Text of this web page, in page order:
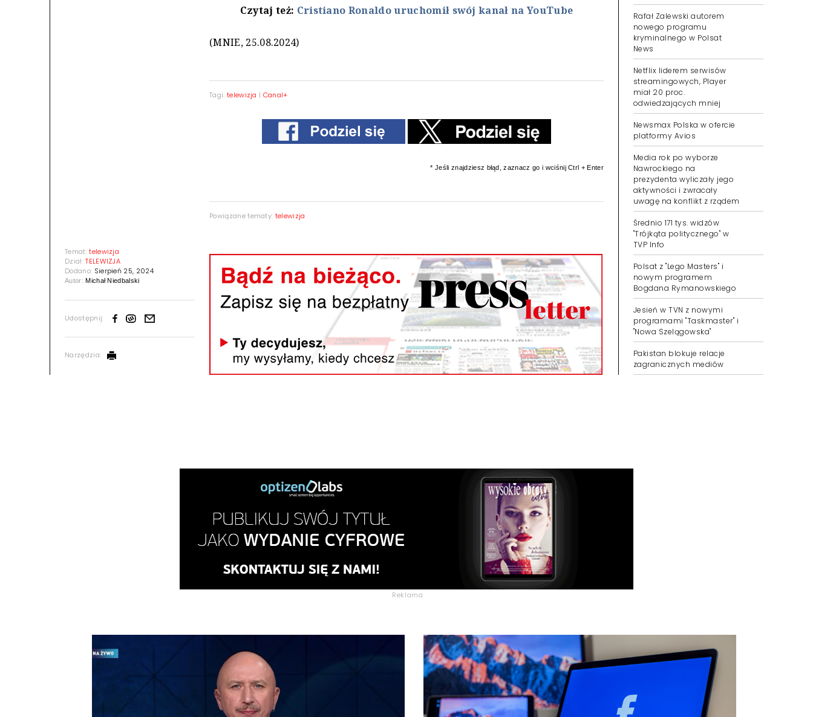
Temat:telewizja
Dział:TELEWIZJA
Dodano: Sierpień 25, 2024
Autor:Michał Niedbalski
Udostępnij:
Narzędzia:
Czytaj też: Cristiano Ronaldo uruchomił swój kanał na YouTube
(MNIE, 25.08.2024)
Tagi: telewizja | Canal+
* Jeśli znajdziesz błąd, zaznacz go i wciśnij Ctrl + Enter
Powiązane tematy: telewizja
Rafał Zalewski autorem
nowego programu
kryminalnego w Polsat
News
Netflix liderem serwisów
streamingowych, Player
miał 20 proc.
odwiedzających mniej
Newsmax Polska w ofercie
platformy Avios
Media rok po wyborze
Nawrockiego na
prezydenta wyliczały jego
aktywności i zwracały
uwagę na konflikt z rządem
Średnio 171 tys. widzów
"Trójkąta politycznego" w
TVP Info
Polsat z "Lego Masters" i
nowym programem
Bogdana Rymanowskiego
Jesień w TVN z nowymi
programami "Taskmaster" i
"Nowa Szelągowska"
Pakistan blokuje relacje
zagranicznych mediów
Reklama